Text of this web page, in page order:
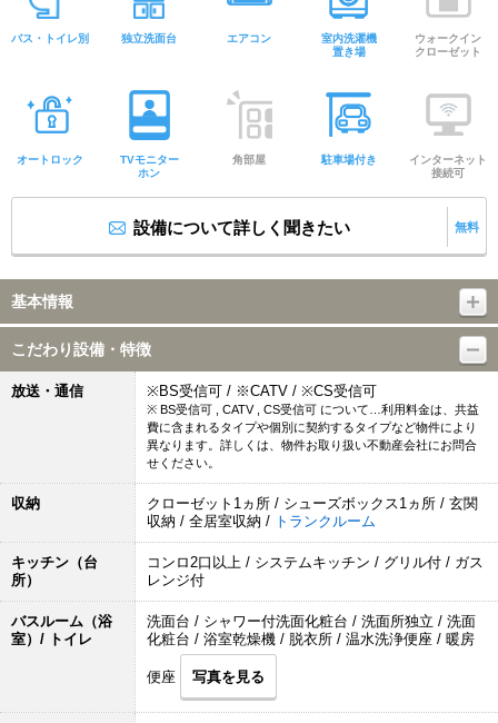
バス・トイレ別 独立洗面台 エアコン
室内洗濯機
置き場
ウォークイン
クローゼット
オートロック
TVモニター
ホン
角部屋 駐車場付き
インターネット
接続可
設備について詳しく聞きたい 無料
基本情報
こだわり設備・特徴
放送・通信 ※BS受信可 / ※CATV / ※CS受信可
※ BS受信可 , CATV , CS受信可 について…利用料金は、共益
費に含まれるタイプや個別に契約するタイプなど物件により
異なります。詳しくは、物件お取り扱い不動産会社にお問合
せください。
収納
クローゼット1ヵ所 / シューズボックス1ヵ所 / 玄関
収納 / 全居室収納 / トランクルーム
キッチン（台
所）
コンロ2口以上 / システムキッチン / グリル付 / ガス
レンジ付
バスルーム（浴
室）/ トイレ
洗面台 / シャワー付洗面化粧台 / 洗面所独立 / 洗面
化粧台 / 浴室乾燥機 / 脱衣所 / 温水洗浄便座 / 暖房
便座 写真を見る